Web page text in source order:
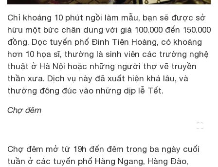
Chỉ khoảng 10 phút ngồi làm mẫu, bạn sẽ được sở
hữu một bức chân dung với giá 100.000 đến 150.000
đồng. Dọc tuyến phố Đinh Tiên Hoàng, có khoảng
hơn 10 họa sĩ, thường là sinh viên các trường nghệ
thuật ở Hà Nội hoặc những người thợ vẽ truyền
thần xưa. Dịch vụ này đã xuất hiện khá lâu, và
thường đông đúc vào những dịp lễ Tết.
Chợ đêm
Chợ đêm mở từ 19h đến đêm trong ba ngày cuối
tuần ở các tuyến phố Hàng Ngang, Hàng Đào,